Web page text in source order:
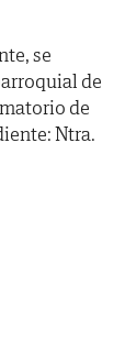
se
de
de
Ntra.